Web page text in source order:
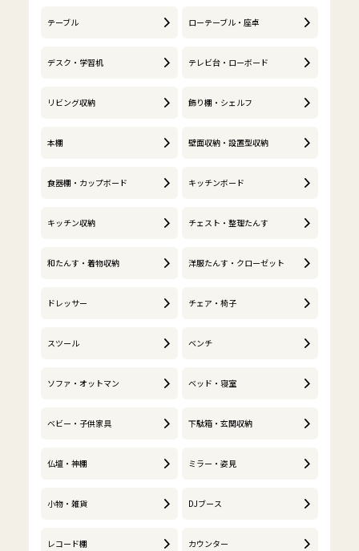
テーブル ローテーブル・座卓
デスク・学習机 テレビ台・ローボード
リビング収納 飾り棚・シェルフ
本棚 壁面収納・設置型収納
食器棚・カップボード キッチンボード
キッチン収納 チェスト・整理たんす
和たんす・着物収納 洋服たんす・クローゼット
ドレッサー チェア・椅子
スツール ベンチ
ソファ・オットマン ベッド・寝室
ベビー・子供家具 下駄箱・玄関収納
仏壇・神棚 ミラー・姿見
小物・雑貨 DJブース
レコード棚 カウンター